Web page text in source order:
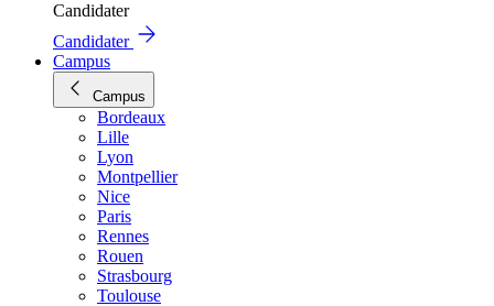
Candidater
Candidater
Campus
Campus
Bordeaux
Lille
Lyon
Montpellier
Nice
Paris
Rennes
Rouen
Strasbourg
Toulouse